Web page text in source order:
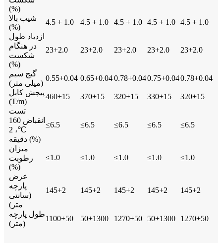
(%)
شیب بالا
(%)
4.5 + 1.0 4.5 + 1.0 4.5 + 1.0 4.5 + 1.0 4.5 + 1.0
ازدیاد طول
در هنگام
شکست
(%)
23+2.0 23+2.0 23+2.0 23+2.0 23+2.0
گیج سیم
(میلی متر)
0.55+0.04 0.65+0.040.78+0.040.75+0.040.78+0.04
پیچش کابل
(T/m)
460+15 370+15 320+15 330+15
320+15
تست
انقباض 160
℃، 2
دقیقه (%)
≤6.5 ≤6.5 ≤6.5 ≤6.5 ≤6.5
میزان
رطوبت
(%)
≤1.0 ≤1.0 ≤1.0 ≤1.0 ≤1.0
عرض
پارچه
(سانتی
متر)
145+2 145+2 145+2 145+2 145+2
طول پارچه
(متر)
1100+50 50+1300 1270+50 50+1300 1270+50